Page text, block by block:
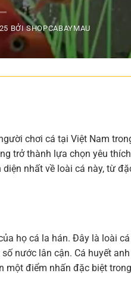
BỞISHOPCABAYMAU
chơi cá tại Việt Nam
trở thành lựa chọn yêu thích
nhất về loài cá này, từ
họ cá la hán. Đây là loài cá
nước lân cận. Cá huyết
một điểm nhấn đặc biệt trong